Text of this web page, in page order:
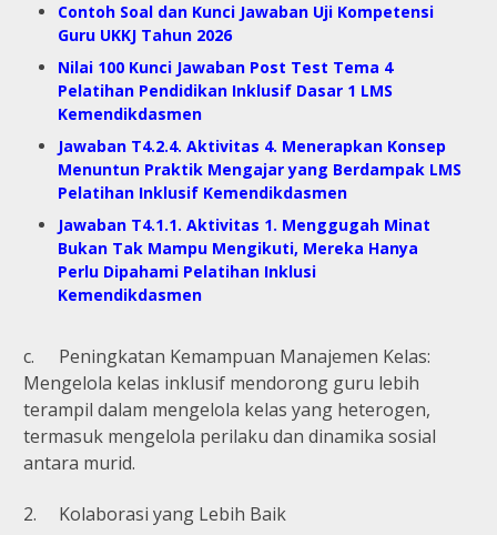
Contoh Soal dan Kunci Jawaban Uji Kompetensi
Guru UKKJ Tahun 2026
Nilai 100 Kunci Jawaban Post Test Tema 4
Pelatihan Pendidikan Inklusif Dasar 1 LMS
Kemendikdasmen
Jawaban T4.2.4. Aktivitas 4. Menerapkan Konsep
Menuntun Praktik Mengajar yang Berdampak LMS
Pelatihan Inklusif Kemendikdasmen
Jawaban T4.1.1. Aktivitas 1. Menggugah Minat
Bukan Tak Mampu Mengikuti, Mereka Hanya
Perlu Dipahami Pelatihan Inklusi
Kemendikdasmen
c.
Peningkatan Kemampuan Manajemen Kelas:
Mengelola kelas inklusif mendorong guru lebih
terampil dalam mengelola kelas yang heterogen,
termasuk mengelola perilaku dan dinamika sosial
antara murid.
2. Kolaborasi yang Lebih Baik